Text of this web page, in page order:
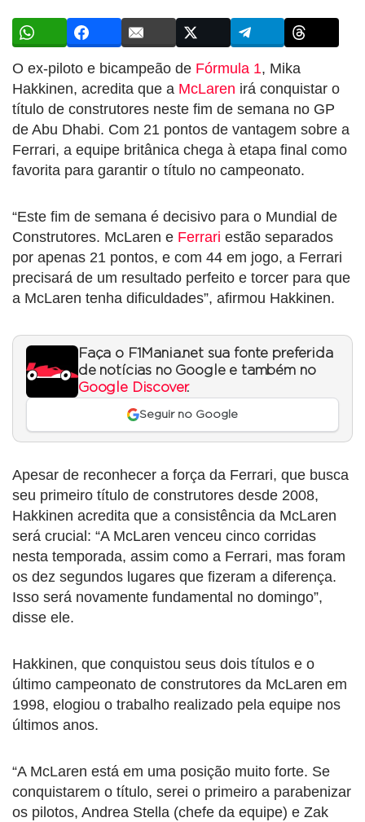
O ex-piloto e bicampeão de Fórmula 1, Mika
Hakkinen, acredita que a McLaren irá conquistar o
título de construtores neste fim de semana no GP
de Abu Dhabi. Com 21 pontos de vantagem sobre a
Ferrari, a equipe britânica chega à etapa final como
favorita para garantir o título no campeonato.
“Este fim de semana é decisivo para o Mundial de
Construtores. McLaren e Ferrari estão separados
por apenas 21 pontos, e com 44 em jogo, a Ferrari
precisará de um resultado perfeito e torcer para que
a McLaren tenha dificuldades”, afirmou Hakkinen.
Faça o F1Mania.net sua fonte preferida
de notícias no Google e também no
Google Discover.
Seguir no Google
Apesar de reconhecer a força da Ferrari, que busca
seu primeiro título de construtores desde 2008,
Hakkinen acredita que a consistência da McLaren
será crucial: “A McLaren venceu cinco corridas
nesta temporada, assim como a Ferrari, mas foram
os dez segundos lugares que fizeram a diferença.
Isso será novamente fundamental no domingo”,
disse ele.
Hakkinen, que conquistou seus dois títulos e o
último campeonato de construtores da McLaren em
1998, elogiou o trabalho realizado pela equipe nos
últimos anos.
“A McLaren está em uma posição muito forte. Se
conquistarem o título, serei o primeiro a parabenizar
os pilotos, Andrea Stella (chefe da equipe) e Zak